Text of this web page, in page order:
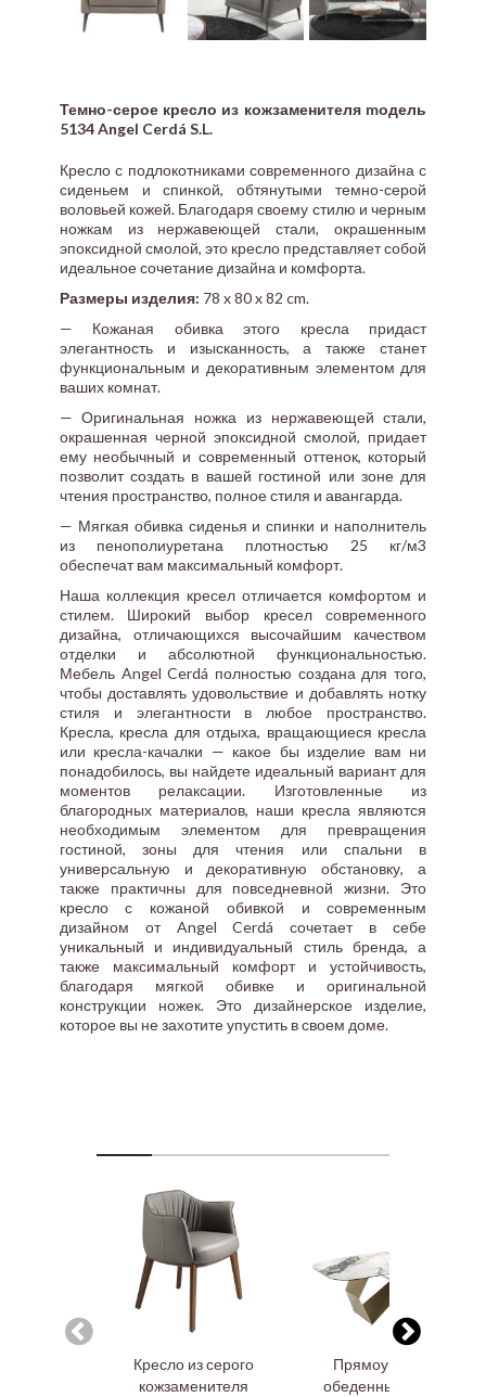
Темно-серое кресло из кожзаменителя mодель
5134 Angel Cerdá S.L.
Кресло с подлокотниками современного дизайна с
сиденьем и спинкой, обтянутыми темно-серой
воловьей кожей. Благодаря своему стилю и черным
ножкам из нержавеющей стали, окрашенным
эпоксидной смолой, это кресло представляет собой
идеальное сочетание дизайна и комфорта.
Размеры изделия: 78 x 80 x 82 cm.
— Кожаная обивка этого кресла придаст
элегантность и изысканность, а также станет
функциональным и декоративным элементом для
ваших комнат.
— Оригинальная ножка из нержавеющей стали,
окрашенная черной эпоксидной смолой, придает
ему необычный и современный оттенок, который
позволит создать в вашей гостиной или зоне для
чтения пространство, полное стиля и авангарда.
— Мягкая обивка сиденья и спинки и наполнитель
из пенополиуретана плотностью 25 кг/м3
обеспечат вам максимальный комфорт.
Наша коллекция кресел отличается комфортом и
стилем. Широкий выбор кресел современного
дизайна, отличающихся высочайшим качеством
отделки и абсолютной функциональностью.
Мебель Angel Cerdá полностью создана для того,
чтобы доставлять удовольствие и добавлять нотку
стиля и элегантности в любое пространство.
Кресла, кресла для отдыха, вращающиеся кресла
или кресла-качалки — какое бы изделие вам ни
понадобилось, вы найдете идеальный вариант для
моментов релаксации. Изготовленные из
благородных материалов, наши кресла являются
необходимым элементом для превращения
гостиной, зоны для чтения или спальни в
универсальную и декоративную обстановку, а
также практичны для повседневной жизни. Это
кресло с кожаной обивкой и современным
дизайном от Angel Cerdá сочетает в себе
уникальный и индивидуальный стиль бренда, а
также максимальный комфорт и устойчивость,
благодаря мягкой обивке и оригинальной
конструкции ножек. Это дизайнерское изделие,
которое вы не захотите упустить в своем доме.
Кресло из серого
кожзаменителя
Прямоугольный
обеденный стол из